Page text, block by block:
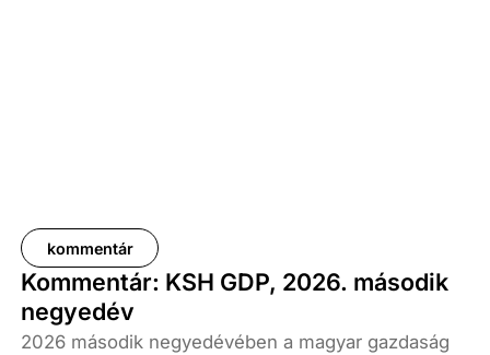
kommentár
Kommentár: KSH GDP, 2026. második
negyedév
2026 második negyedévében a magyar gazdaság